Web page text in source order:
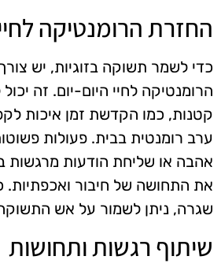
החזרת הרומנטיקה
כדי לשמר תשוקה בזוגיות, יש
הרומנטיקה לחיי היום-יום. זה
קטנות, כמו הקדשת זמן איכות
ערב רומנטית בבית. פעולות
אהבה או שליחת הודעות מרגשות
את התחושה של חיבור
שגרה, ניתן לשמור על אש
שיתוף רגשות ותחושות